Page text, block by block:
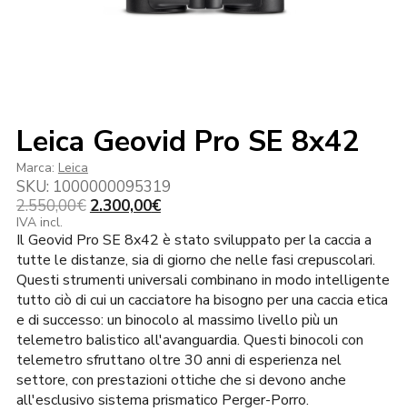
Leica Geovid Pro SE 8x42
Marca: Leica
SKU: 1000000095319
2.550,00€ Il
originale
era:
2.550,00€.
2.300,00€Il
attuale
è:
2.300,00€.
IVA incl.
Il Geovid Pro SE 8x42 è stato sviluppato per la caccia a
tutte le distanze, sia di giorno che nelle fasi crepuscolari.
Questi strumenti universali combinano in modo intelligente
tutto ciò di cui un cacciatore ha bisogno per una caccia etica
e di successo: un binocolo al massimo livello più un
telemetro balistico all'avanguardia. Questi binocoli con
telemetro sfruttano oltre 30 anni di esperienza nel
settore, con prestazioni ottiche che si devono anche
all'esclusivo sistema prismatico Perger-Porro.